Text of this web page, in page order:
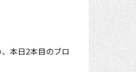
本日2本目のブロ